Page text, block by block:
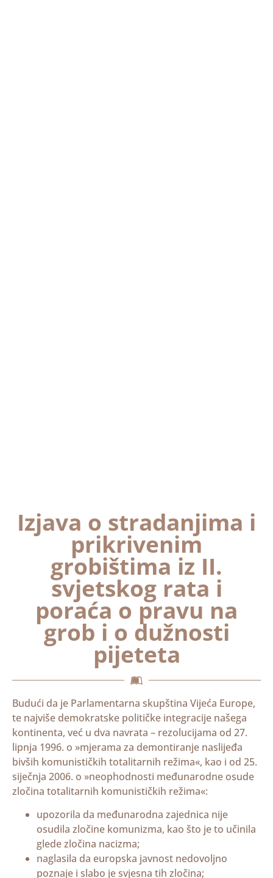
Izjava o stradanjima i
prikrivenim
grobištima iz II.
svjetskog rata i
poraća o pravu na
grob i o dužnosti
pijeteta
Budući da je Parlamentarna skupština Vijeća Europe,
te najviše demokratske političke integracije našega
kontinenta, već u dva navrata – rezolucijama od 27.
lipnja 1996. o »mjerama za demontiranje naslijeđa
bivših komunističkih totalitarnih režima«, kao i od 25.
siječnja 2006. o »neophodnosti međunarodne osude
zločina totalitarnih komunističkih režima«:
upozorila da međunarodna zajednica nije
osudila zločine komunizma, kao što je to učinila
glede zločina nacizma;
naglasila da europska javnost nedovoljno
poznaje i slabo je svjesna tih zločina;